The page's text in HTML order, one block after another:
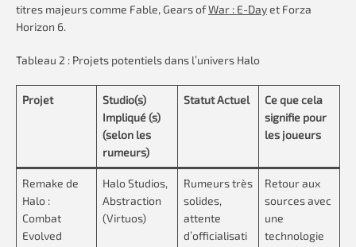
titres majeurs comme Fable, Gears ofWar : E-Dayet Forza
Horizon 6.
Tableau 2 : Projets potentiels dans l’univers Halo
Projet
Studio(s)
Impliqué (s)
(selon les
rumeurs)
Statut Actuel
Ce que cela
signifie pour
les joueurs
Remake de
Halo :
Combat
Evolved
Halo Studios,
Abstraction
(Virtuos)
Rumeurs très
solides,
attente
d’officialisati
Retour aux
sources avec
une
technologie